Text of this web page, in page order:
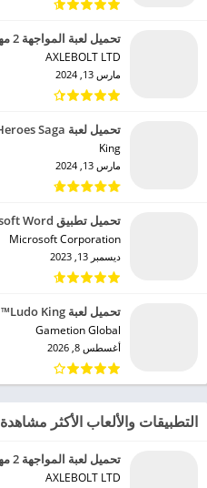
تحميل لعبة المواجهة 2 مهكرة للاندرويد 2024
AXLEBOLT LTD‏
مارس 13, 2024
تحميل لعبة Farm Heroes Saga مهكرة للاندرويد 2024
King‏
مارس 13, 2024
تحميل تطبيق Microsoft Word مهكر للاندرويد 2024
Microsoft Corporation‏
ديسمبر 13, 2023
تحميل لعبة Ludo King™ مهكرة للاندرويد 2024
Gametion Global‏
أغسطس 8, 2026
التطبيقات والألعاب الأكثر مشاهدة
تحميل لعبة المواجهة 2 مهكرة للاندرويد 2024
AXLEBOLT LTD‏